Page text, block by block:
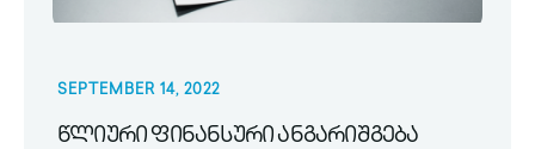
SEPTEMBER 14, 2022
წლიური ფინანსური ანგარიშგება